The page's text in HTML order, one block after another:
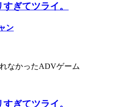
ぎてツライ。
ン
なかったADVゲーム
ぎてツライ。